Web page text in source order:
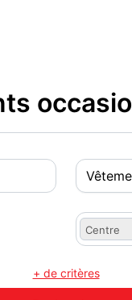
Centre
+ de critères